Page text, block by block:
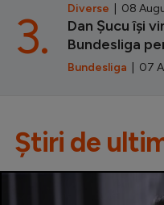
Diverse | 08
Dan Șucu își
Bundesliga
Bundesliga | 07
3.
Știri de